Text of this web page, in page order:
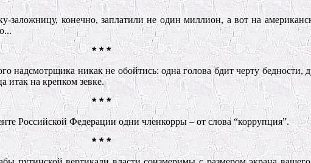
заложницу, конечно, заплатили не один миллион, а вот на
* * *
надсмотрщика никак не обойтись: одна голова бдит черту бедности,
итак на крепком зевке.
* * *
Российской Федерации одни членкорры – от слова “коррупция”.
* * *